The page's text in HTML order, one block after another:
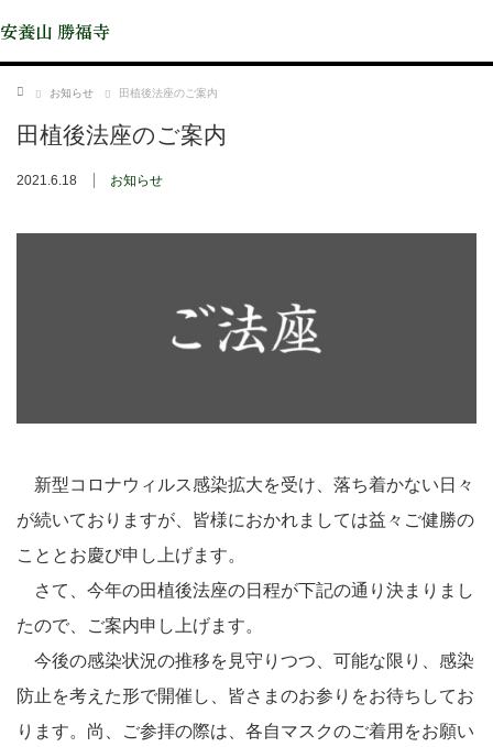
安養山 勝福寺
ホーム お知らせ 田植後法座のご案内
田植後法座のご案内
2021.6.18 お知らせ
新型コロナウィルス感染拡大を受け、落ち着かない日々
が続いておりますが、皆様におかれましては益々ご健勝の
こととお慶び申し上げます。
さて、今年の田植後法座の日程が下記の通り決まりまし
たので、ご案内申し上げます。
今後の感染状況の推移を見守りつつ、可能な限り、感染
防止を考えた形で開催し、皆さまのお参りをお待ちしてお
ります。尚、ご参拝の際は、各自マスクのご着用をお願い